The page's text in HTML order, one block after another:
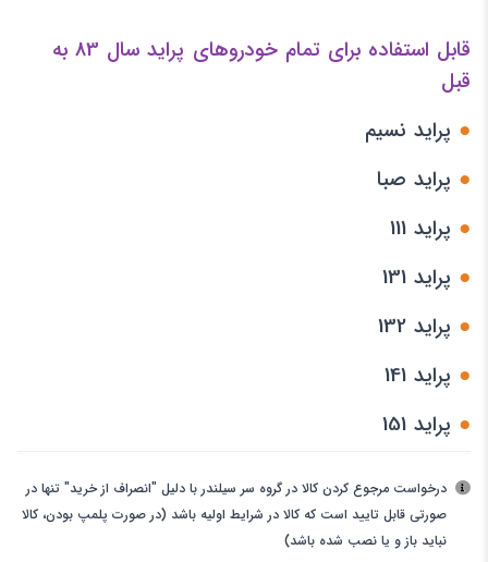
قابل استفاده برای تمام خودروهای پراید سال 83 به
قبل
● پراید نسیم
● پراید صبا
● پراید 111
● پراید 131
● پراید 132
● پراید 141
● پراید 151
درخواست مرجوع کردن کالا در گروه سر سیلندر با دلیل "انصراف از خرید" تنها در
صورتی قابل تایید است که کالا در شرایط اولیه باشد (در صورت پلمپ بودن، کالا
نباید باز و یا نصب شده باشد)